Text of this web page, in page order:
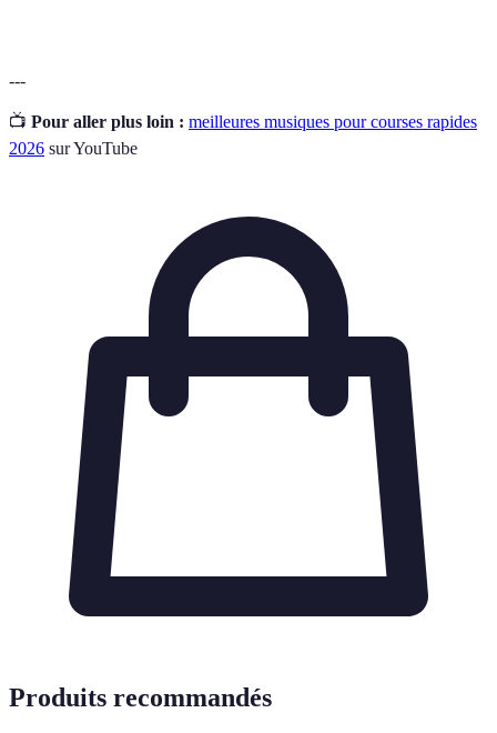
---
📺 Pour aller plus loin : meilleures musiques pour courses rapides
2026 sur YouTube
Produits recommandés